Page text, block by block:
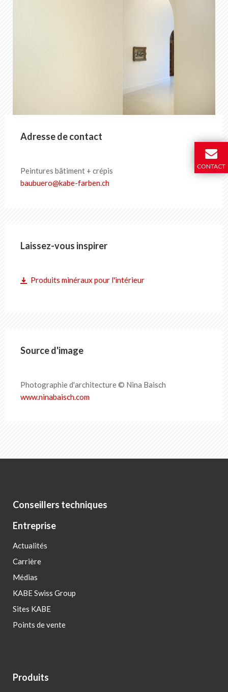
Adresse de contact
Peintures bâtiment + crépis
baubuero@kabe-farben.ch
Laissez-vous inspirer
Produits minéraux pour l'intérieur
Source d'image
Photographie d'architecture © Nina Baisch
www.ninabaisch.com
Conseillers techniques
Entreprise
Actualités
Carrière
Médias
KABE Swiss Group
Sites KABE
Points de vente
Produits
CONTACT